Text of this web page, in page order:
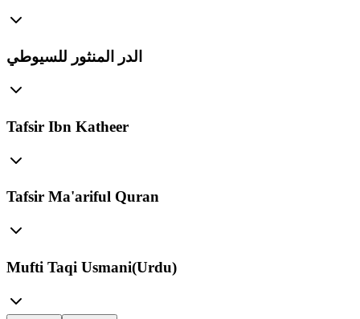
الدر المنثور للسيوطي
Tafsir Ibn Katheer
Tafsir Ma'ariful Quran
Mufti Taqi Usmani(Urdu)